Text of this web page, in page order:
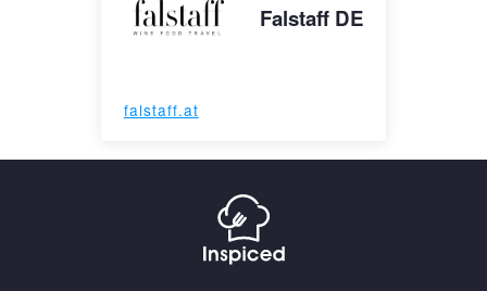
Falstaff DE
falstaff.at